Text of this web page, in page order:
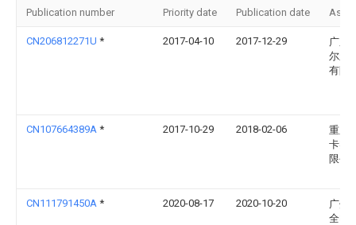
Publication number Priority date Publication date
CN206812271U * 2017-04-10 2017-12-29
广东
尔新
有限
CN107664389A * 2017-10-29 2018-02-06
重庆
卡实
限公
CN111791450A * 2020-08-17 2020-10-20
广州
全电